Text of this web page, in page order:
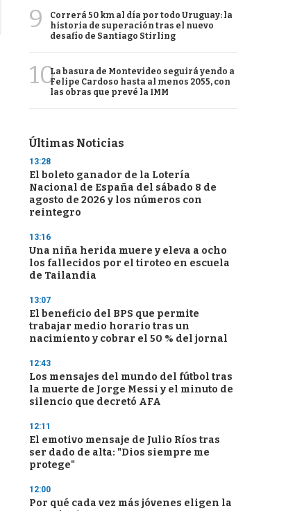
9
Correrá 50 km al día por todo Uruguay: la
historia de superación tras el nuevo
desafío de Santiago Stirling
10La basura de Montevideo seguirá yendo a
Felipe Cardoso hasta al menos 2055, con
las obras que prevé la IMM
Últimas Noticias
13:28
El boleto ganador de la Lotería
Nacional de España del sábado 8 de
agosto de 2026 y los números con
reintegro
13:16
Una niña herida muere y eleva a ocho
los fallecidos por el tiroteo en escuela
de Tailandia
13:07
El beneficio del BPS que permite
trabajar medio horario tras un
nacimiento y cobrar el 50 % del jornal
12:43
Los mensajes del mundo del fútbol tras
la muerte de Jorge Messi y el minuto de
silencio que decretó AFA
12:11
El emotivo mensaje de Julio Ríos tras
ser dado de alta: "Dios siempre me
protege"
12:00
Por qué cada vez más jóvenes eligen la